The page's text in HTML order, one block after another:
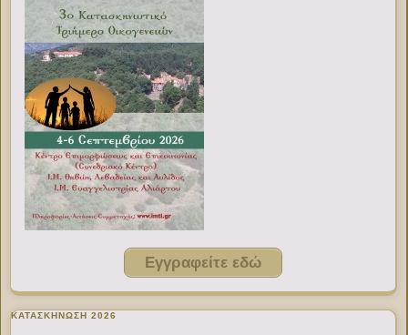
Εγγραφείτε εδώ
ΚΑΤΑΣΚΗΝΩΣΗ 2026